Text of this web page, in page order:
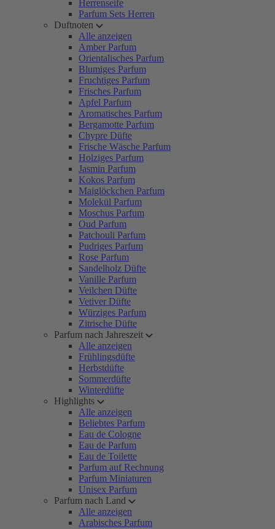
Herrenseife
Parfum Sets Herren
Duftnoten
Alle anzeigen
Amber Parfum
Orientalisches Parfum
Blumiges Parfum
Fruchtiges Parfum
Frisches Parfum
Apfel Parfum
Aromatisches Parfum
Bergamotte Parfum
Chypre Düfte
Frische Wäsche Parfum
Holziges Parfum
Jasmin Parfum
Kokos Parfum
Maiglöckchen Parfum
Molekül Parfum
Moschus Parfum
Oud Parfum
Patchouli Parfum
Pudriges Parfum
Rose Parfum
Sandelholz Düfte
Vanille Parfum
Veilchen Düfte
Vetiver Düfte
Würziges Parfum
Zitrische Düfte
Parfum nach Jahreszeit
Alle anzeigen
Frühlingsdüfte
Herbstdüfte
Sommerdüfte
Winterdüfte
Highlights
Alle anzeigen
Beliebtes Parfum
Eau de Cologne
Eau de Parfum
Eau de Toilette
Parfum auf Rechnung
Parfum Miniaturen
Unisex Parfum
Parfum nach Land
Alle anzeigen
Arabisches Parfum